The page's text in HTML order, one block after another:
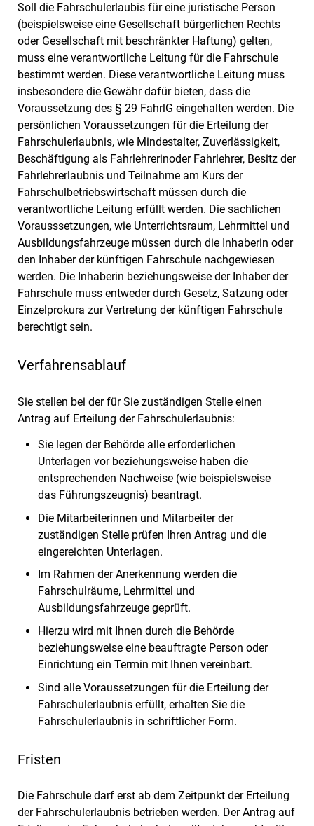
Soll die Fahrschulerlaubis für eine juristische Person
(beispielsweise eine Gesellschaft bürgerlichen Rechts
oder Gesellschaft mit beschränkter Haftung) gelten,
muss eine verantwortliche Leitung für die Fahrschule
bestimmt werden. Diese verantwortliche Leitung muss
insbesondere die Gewähr dafür bieten, dass die
Voraussetzung des § 29 FahrlG eingehalten werden. Die
persönlichen Voraussetzungen für die Erteilung der
Fahrschulerlaubnis, wie Mindestalter, Zuverlässigkeit,
Beschäftigung als Fahrlehrerinoder Fahrlehrer, Besitz der
Fahrlehrerlaubnis und Teilnahme am Kurs der
Fahrschulbetriebswirtschaft müssen durch die
verantwortliche Leitung erfüllt werden. Die sachlichen
Vorausssetzungen, wie Unterrichtsraum, Lehrmittel und
Ausbildungsfahrzeuge müssen durch die Inhaberin oder
den Inhaber der künftigen Fahrschule nachgewiesen
werden. Die Inhaberin beziehungsweise der Inhaber der
Fahrschule muss entweder durch Gesetz, Satzung oder
Einzelprokura zur Vertretung der künftigen Fahrschule
berechtigt sein.
Verfahrensablauf
Sie stellen bei der für Sie zuständigen Stelle einen
Antrag auf Erteilung der Fahrschulerlaubnis:
Sie legen der Behörde alle erforderlichen
Unterlagen vor beziehungsweise haben die
entsprechenden Nachweise (wie beispielsweise
das Führungszeugnis) beantragt.
Die Mitarbeiterinnen und Mitarbeiter der
zuständigen Stelle prüfen Ihren Antrag und die
eingereichten Unterlagen.
Im Rahmen der Anerkennung werden die
Fahrschulräume, Lehrmittel und
Ausbildungsfahrzeuge geprüft.
Hierzu wird mit Ihnen durch die Behörde
beziehungsweise eine beauftragte Person oder
Einrichtung ein Termin mit Ihnen vereinbart.
Sind alle Voraussetzungen für die Erteilung der
Fahrschulerlaubnis erfüllt, erhalten Sie die
Fahrschulerlaubnis in schriftlicher Form.
Fristen
Die Fahrschule darf erst ab dem Zeitpunkt der Erteilung
der Fahrschulerlaubnis betrieben werden. Der Antrag auf